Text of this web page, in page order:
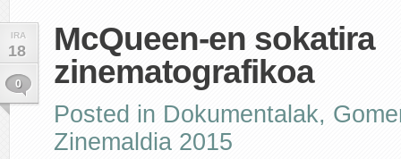
IRA
18
0
McQueen-en sokatira
zinematografikoa
Posted in Dokumentalak,
Zinemaldia 2015